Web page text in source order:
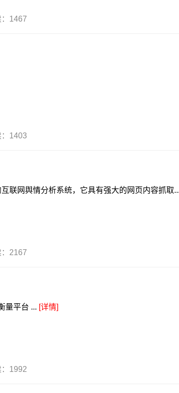
1467
1403
网舆情分析系统，它具有强大的网页内容抓取...
2167
量平台 ... [详情]
1992